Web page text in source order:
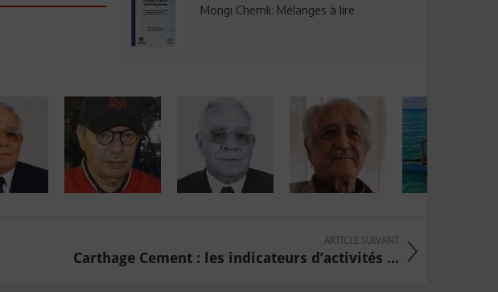
Mongi Chemli: Mélanges à lire
ARTICLE SUIVANT
Carthage Cement : les indicateurs d’activités ...